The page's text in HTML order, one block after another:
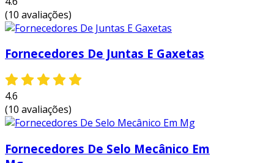
usinas termoelétricas
equipamentos em ambientes offshore e
navais
aplicações em indústrias petroquímicas e
químicas
sistemas de refrigeração e climatização
essas aplicações demonstram a versatilidade e
a eficácia dos selos mecânicos duplos em
(10 avaliações)
Fornecedores De Juntas E Gaxetas
4.6
(10 avaliações)
Fornecedores De Selo Mecânico Em